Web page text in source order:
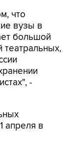
что
вузы в
большой
-
апреля в